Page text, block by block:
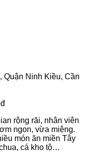
Ninh Kiều, Cần
rộng rãi, nhân viên
ngon, vừa miệng.
món ăn miền Tây
cá kho tộ…